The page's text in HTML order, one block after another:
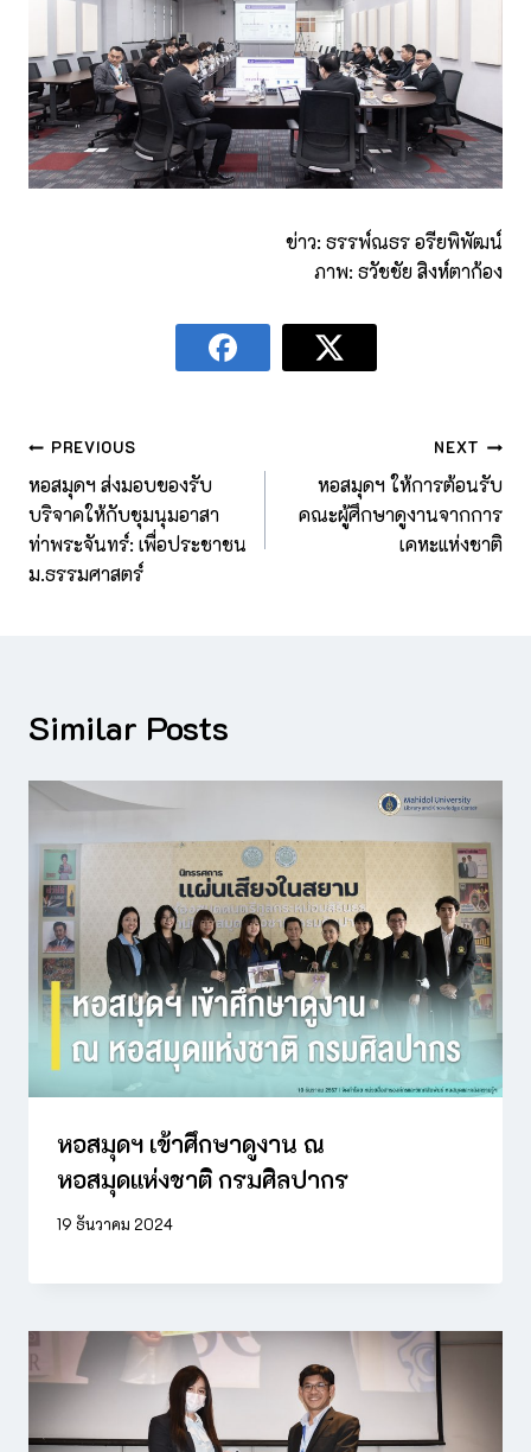
ข่าว: ธรรพ์ณธร อรียพิพัฒน์
ภาพ: ธวัชชัย สิงห์ตาก้อง
PREVIOUS
หอสมุดฯ ส่งมอบของรับ
บริจาคให้กับชุมนุมอาสา
ท่าพระจันทร์: เพื่อประชาชน
ม.ธรรมศาสตร์
NEXT
หอสมุดฯ ให้การต้อนรับ
คณะผู้ศึกษาดูงานจากการ
เคหะแห่งชาติ
Similar Posts
หอสมุดฯ เข้าศึกษาดูงาน ณ
หอสมุดแห่งชาติ กรมศิลปากร
19 ธันวาคม 2024